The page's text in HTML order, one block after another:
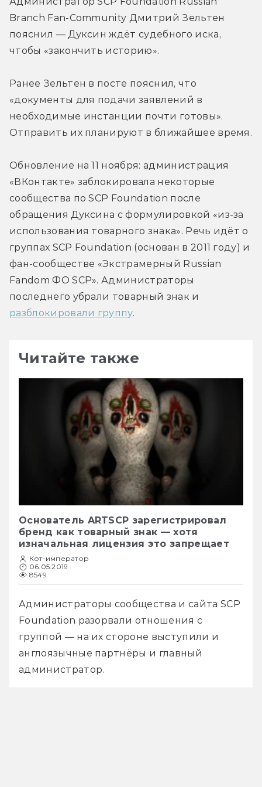
Branch Fan-Community Дмитрий Зельтен
пояснил — Дуксин ждёт судебного иска,
чтобы «закончить историю».
Ранее Зельтен в посте пояснил, что
«документы для подачи заявлений в
необходимые инстанции почти готовы».
Отправить их планируют в ближайшее время.
Обновление на 11 ноября: администрация
«ВКонтакте» заблокировала некоторые
сообщества по SCP Foundation после
обращения Дуксина с формулировкой «из-за
использования товарного знака». Речь идёт о
группах SCP Foundation (основан в 2011 году) и
фан-сообществе «Экстрамерный Russian
Fandom ФО SCP». Администраторы
разблокировали группу.
Читайте также
Основатель ARTSCP зарегистрировал
бренд как товарный знак — хотя
изначальная лицензия это запрещает
Кот-император
06.05.2019
8549
Администраторы сообщества и сайта SCP
Foundation разорвали отношения с
группой — на их стороне выступили и
англоязычные партнёры и главный
администратор.